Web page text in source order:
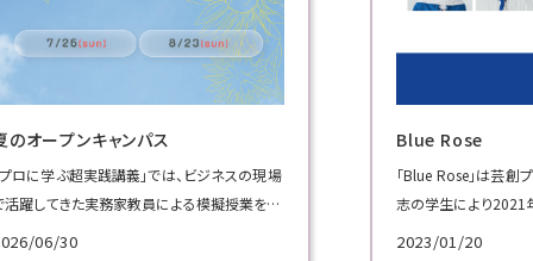
Rose
Blue Rose」は芸創プロデュース学科で学ぶ有
の学生により2021年 ７月に結成された学生
広報プロジェクトチーム。
01/20
ウクライナ避難
当基⾦では本学で学
学生に継続した学び
寄付⾦を募集いたしま
2022/05/12